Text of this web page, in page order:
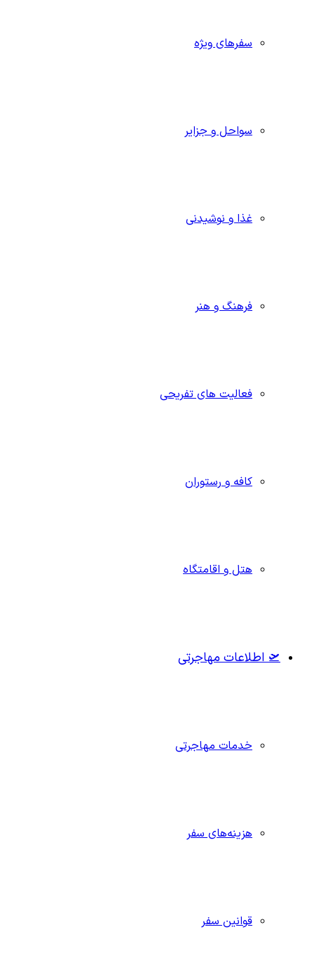
سفرهای ویژه
سواحل و جزایر
غذا و نوشیدنی
فرهنگ و هنر
فعالیت های تفریحی
کافه و رستوران
هتل و اقامتگاه
🛫 اطلاعات مهاجرتی
خدمات مهاجرتی
هزینه‌های سفر
قوانین سفر